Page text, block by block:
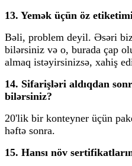
13. Yemək üçün öz
Bəli, problem deyil. Əsəri
bilərsiniz və o, burada çap
almaq istəyirsinizsə, xahiş
14. Sifarişləri aldıqdan
bilərsiniz?
20'lik bir konteyner üçün
həftə sonra.
15. Hansı növ